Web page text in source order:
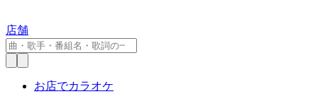
店舗
お店でカラオケ